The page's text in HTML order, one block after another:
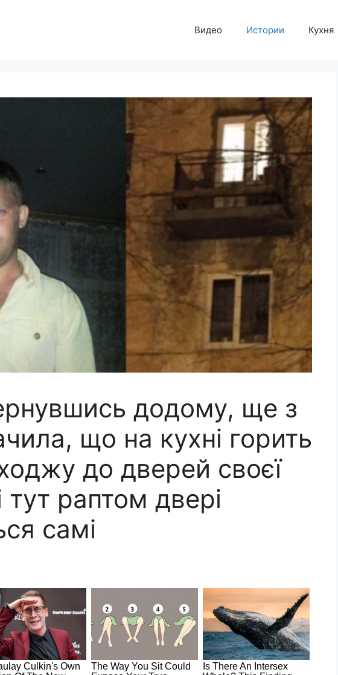
Видео Истории Кухня
додому, ще з
що на кухні горить
до дверей своєї
тут раптом двері
самі